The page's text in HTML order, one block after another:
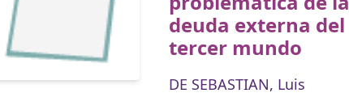
deuda externa del
tercer mundo
DE SEBASTIAN, Luis